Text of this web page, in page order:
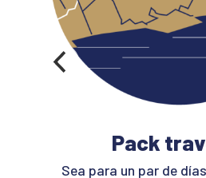
Pack
Sea para un par de